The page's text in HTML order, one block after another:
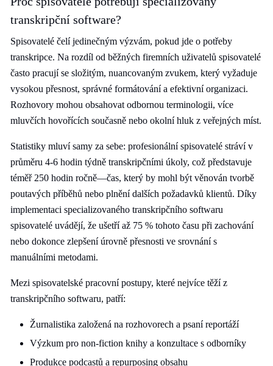
transkripční software?
Spisovatelé čelí jedinečným výzvám, pokud jde o potřeby
transkripce. Na rozdíl od běžných firemních uživatelů spisovatelé
často pracují se složitým, nuancovaným zvukem, který vyžaduje
vysokou přesnost, správné formátování a efektivní organizaci.
Rozhovory mohou obsahovat odbornou terminologii, více
mluvčích hovořících současně nebo okolní hluk z veřejných míst.
Statistiky mluví samy za sebe: profesionální spisovatelé stráví v
průměru 4-6 hodin týdně transkripčními úkoly, což představuje
téměř 250 hodin ročně—čas, který by mohl být věnován tvorbě
poutavých příběhů nebo plnění dalších požadavků klientů. Díky
implementaci specializovaného transkripčního softwaru
spisovatelé uvádějí, že ušetří až 75 % tohoto času při zachování
nebo dokonce zlepšení úrovně přesnosti ve srovnání s
manuálními metodami.
Mezi spisovatelské pracovní postupy, které nejvíce těží z
transkripčního softwaru, patří:
Žurnalistika založená na rozhovorech a psaní reportáží
Výzkum pro non-fiction knihy a konzultace s odborníky
Produkce podcastů a repurposing obsahu